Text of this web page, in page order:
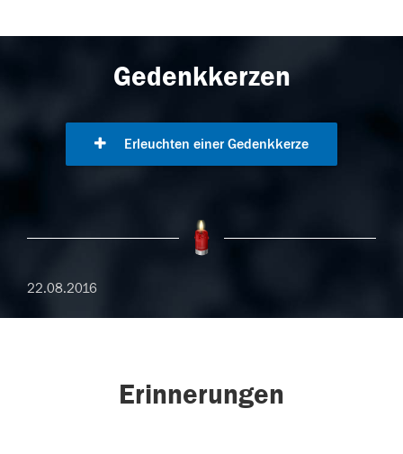
Gedenkkerzen
Erleuchten einer Gedenkkerze
22.08.2016
Erinnerungen